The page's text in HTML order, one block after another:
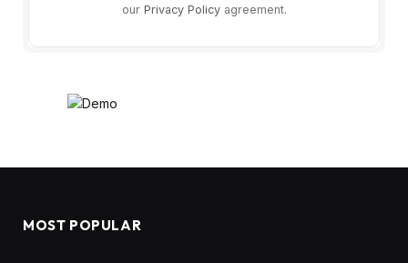
our Privacy Policyagreement.
MOST POPULAR